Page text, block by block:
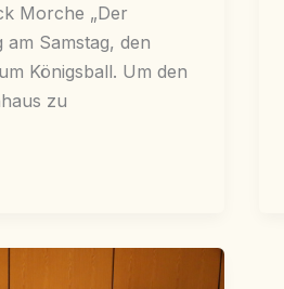
Morche „Der
am Samstag, den
Königsball. Um den
zu